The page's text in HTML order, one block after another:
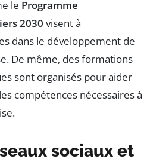
le Programme
2030 visent à
dans le développement de
De même, des formations
sont organisés pour aider
compétences nécessaires à
sociaux et